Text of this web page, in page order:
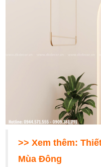
>> Xem thêm:
Mùa Đông